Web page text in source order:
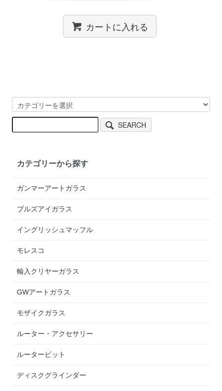
カートに入れる
SEARCH
カテゴリーから探す
ガンマーアートガラス
ブルズアイガラス
イングリッシュマッフル
モレスコ
輸入クリヤーガラス
GWアートガラス
モザイクガラス
ルーター・アクセサリー
ルータービット
ディスクグラインダー